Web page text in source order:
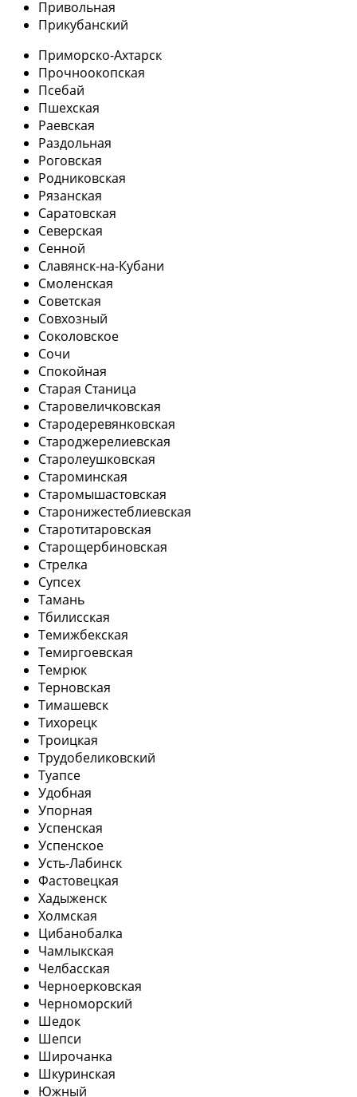
Привольная
Прикубанский
Приморско-Ахтарск
Прочноокопская
Псебай
Пшехская
Раевская
Раздольная
Роговская
Родниковская
Рязанская
Саратовская
Северская
Сенной
Славянск-на-Кубани
Смоленская
Советская
Совхозный
Соколовское
Сочи
Спокойная
Старая Станица
Старовеличковская
Стародеревянковская
Староджерелиевская
Старолеушковская
Староминская
Старомышастовская
Старонижестеблиевская
Старотитаровская
Старощербиновская
Стрелка
Супсех
Тамань
Тбилисская
Темижбекская
Темиргоевская
Темрюк
Терновская
Тимашевск
Тихорецк
Троицкая
Трудобеликовский
Туапсе
Удобная
Упорная
Успенская
Успенское
Усть-Лабинск
Фастовецкая
Хадыженск
Холмская
Цибанобалка
Чамлыкская
Челбасская
Черноерковская
Черноморский
Шедок
Шепси
Широчанка
Шкуринская
Южный